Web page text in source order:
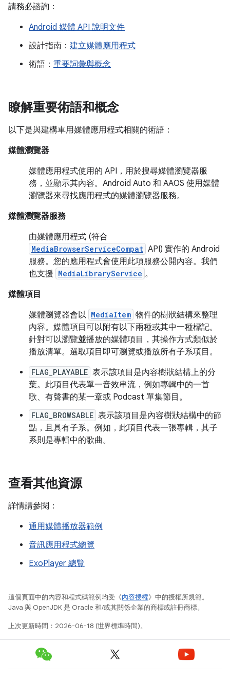
請務必諮詢：
Android 媒體 API 說明文件
設計指南： 建立媒體應用程式
術語： 重要詞彙與概念
瞭解重要術語和概念
以下是與建構車用媒體應用程式相關的術語：
媒體瀏覽器
媒體應用程式使用的 API，用於搜尋媒體瀏覽器服
務，並顯示其內容。Android Auto 和 AAOS 使用媒體
瀏覽器來尋找應用程式的媒體瀏覽器服務。
媒體瀏覽器服務
由媒體應用程式 (符合
MediaBrowserServiceCompat API) 實作的 Android
服務。您的應用程式會使用此項服務公開內容。我們
也支援 MediaLibraryService 。
媒體項目
媒體瀏覽器會以 MediaItem 物件的樹狀結構來整理
內容。媒體項目可以附有以下兩種或其中一種標記。
針對可以瀏覽並播放的媒體項目，其操作方式類似於
播放清單。選取項目即可瀏覽或播放所有子系項目。
FLAG_PLAYABLE 表示該項目是內容樹狀結構上的分
葉。此項目代表單一音效串流，例如專輯中的一首
歌、有聲書的某一章或 Podcast 單集節目。
FLAG_BROWSABLE 表示該項目是內容樹狀結構中的節
點，且具有子系。例如，此項目代表一張專輯，其子
系則是專輯中的歌曲。
查看其他資源
詳情請參閱：
通用媒體播放器範例
音訊應用程式總覽
ExoPlayer 總覽
這個頁面中的內容和程式碼範例均受《內容授權》中的授權所規範。
Java 與 OpenJDK 是 Oracle 和/或其關係企業的商標或註冊商標。
上次更新時間：2026-06-18 (世界標準時間)。